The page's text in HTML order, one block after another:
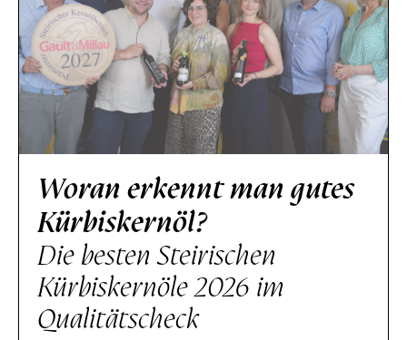
Woran erkennt man gutes
Kürbiskernöl?
Die besten Steirischen
Kürbiskernöle 2026 im
Qualitätscheck